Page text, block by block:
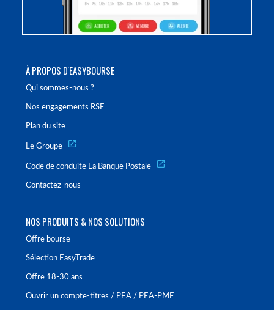
À PROPOS D'EASYBOURSE
Qui sommes-nous ?
Nos engagements RSE
Plan du site
Le Groupe
Code de conduite La Banque Postale
Contactez-nous
NOS PRODUITS & NOS SOLUTIONS
Offre bourse
Sélection EasyTrade
Offre 18-30 ans
Ouvrir un compte-titres / PEA / PEA-PME